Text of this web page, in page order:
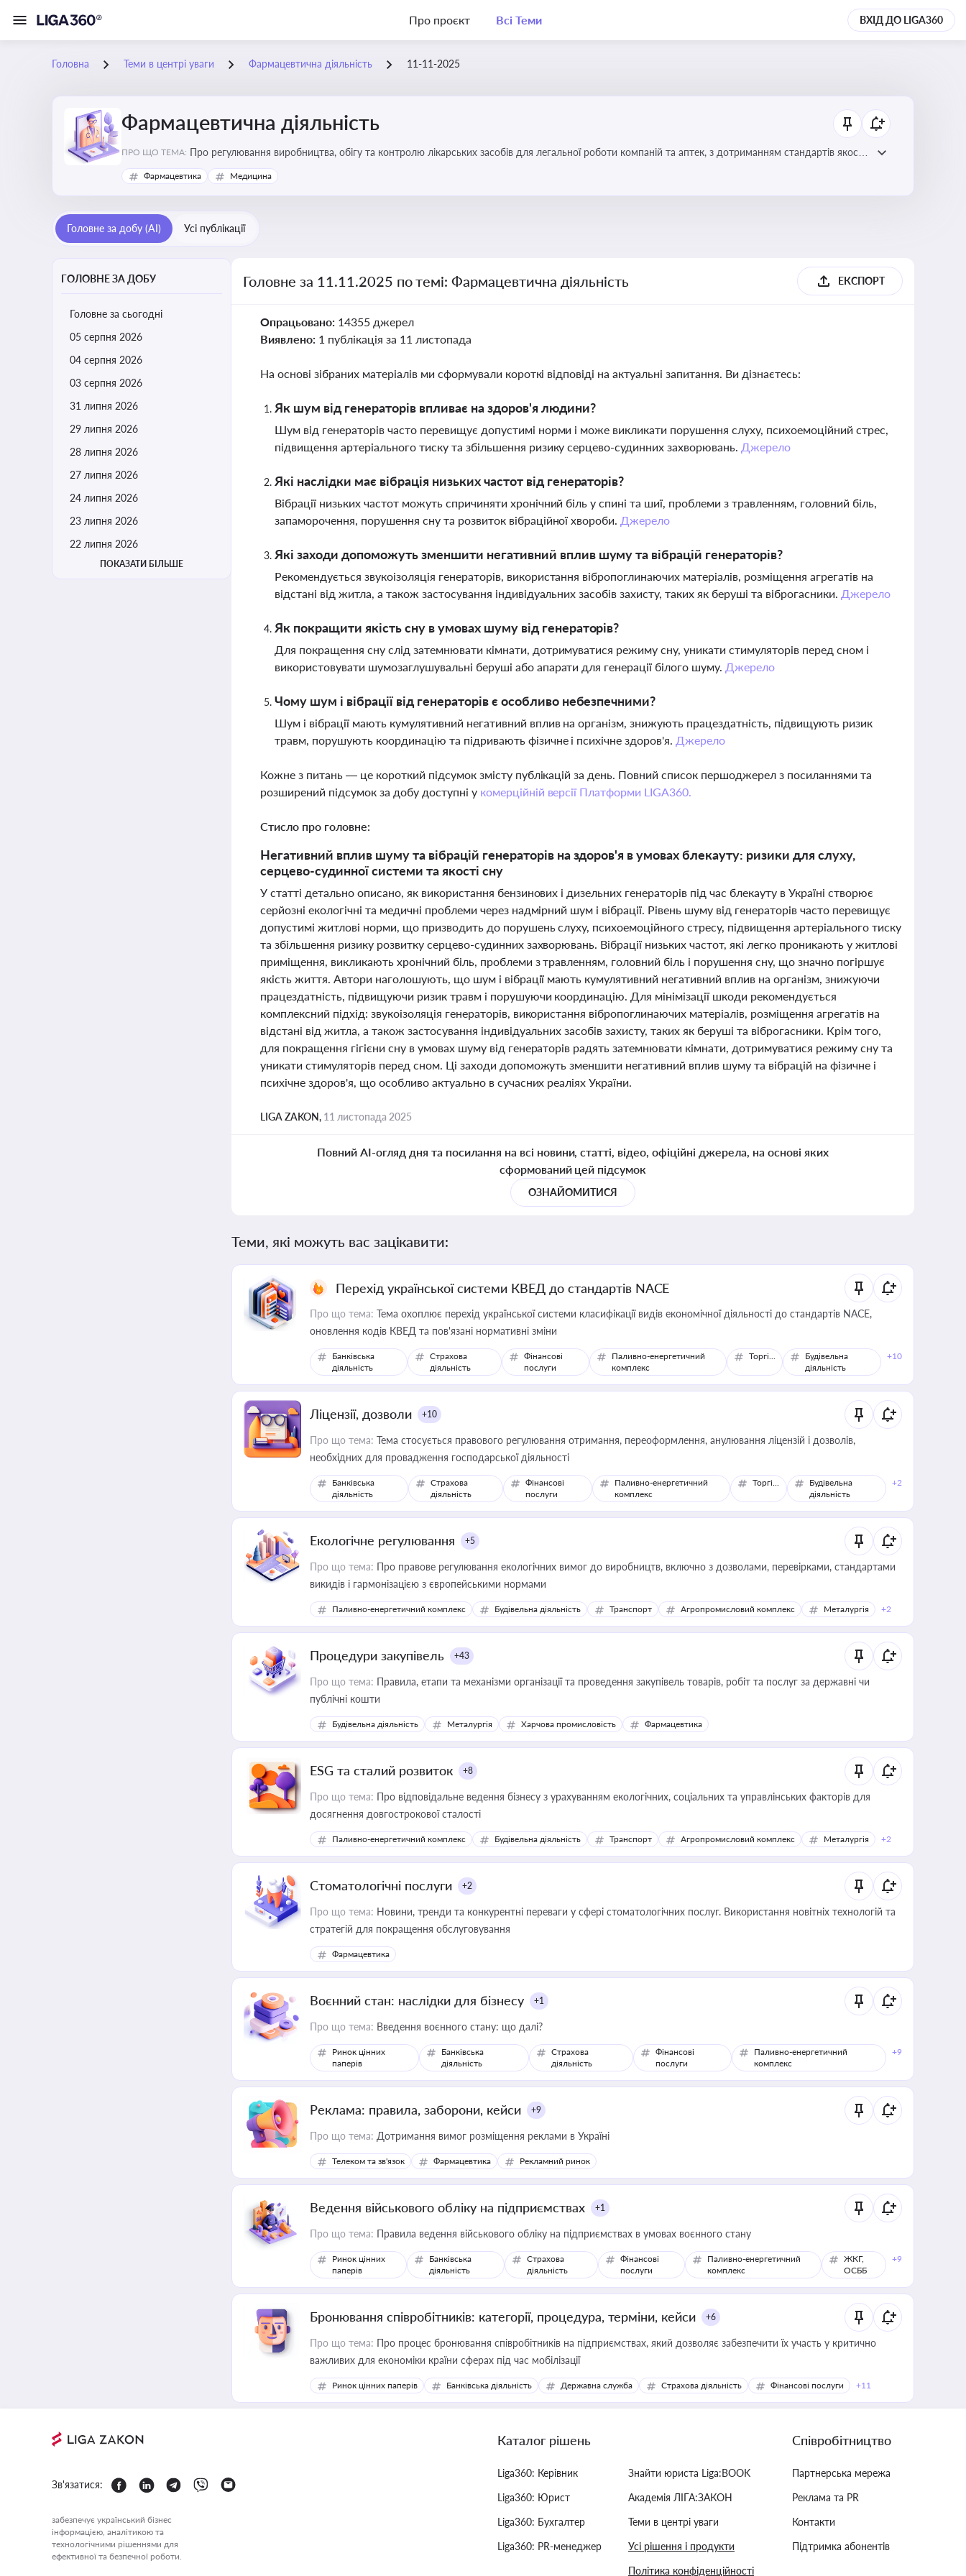
Про проєкт Всі Теми ВХІД ДО LIGA360
Головна Теми в центрі уваги Фармацевтична діяльність 11-11-2025
Фармацевтична діяльність
ПРО ЩО ТЕМА: Про регулювання виробництва, обігу та контролю лікарських засобів для легальної роботи компаній та аптек, з дотриманням стандартів якості
та безпеки
Фармацевтика Медицина
Головне за добу (AI) Усі публікації
ГОЛОВНЕ ЗА ДОБУ
Головне за сьогодні
05 серпня 2026
04 серпня 2026
03 серпня 2026
31 липня 2026
29 липня 2026
28 липня 2026
27 липня 2026
24 липня 2026
23 липня 2026
22 липня 2026
ПОКАЗАТИ БІЛЬШЕ
Головне за 11.11.2025 по темі: Фармацевтична діяльність ЕКСПОРТ
Опрацьовано: 14355 джерел
Виявлено: 1 публікація за 11 листопада
На основі зібраних матеріалів ми сформували короткі відповіді на актуальні запитання. Ви дізнаєтесь:
Як шум від генераторів впливає на здоров'я людини?
Шум від генераторів часто перевищує допустимі норми і може викликати порушення слуху, психоемоційний стрес,
підвищення артеріального тиску та збільшення ризику серцево-судинних захворювань. Джерело
Які наслідки має вібрація низьких частот від генераторів?
Вібрації низьких частот можуть спричиняти хронічний біль у спині та шиї, проблеми з травленням, головний біль,
запаморочення, порушення сну та розвиток вібраційної хвороби. Джерело
Які заходи допоможуть зменшити негативний вплив шуму та вібрацій генераторів?
Рекомендується звукоізоляція генераторів, використання вібропоглинаючих матеріалів, розміщення агрегатів на
відстані від житла, а також застосування індивідуальних засобів захисту, таких як беруші та віброгасники. Джерело
Як покращити якість сну в умовах шуму від генераторів?
Для покращення сну слід затемнювати кімнати, дотримуватися режиму сну, уникати стимуляторів перед сном і
використовувати шумозаглушувальні беруші або апарати для генерації білого шуму. Джерело
Чому шум і вібрації від генераторів є особливо небезпечними?
Шум і вібрації мають кумулятивний негативний вплив на організм, знижують працездатність, підвищують ризик
травм, порушують координацію та підривають фізичне і психічне здоров'я. Джерело
Кожне з питань — це короткий підсумок змісту публікацій за день. Повний список першоджерел з посиланнями та
розширений підсумок за добу доступні у комерційній версії Платформи LIGA360.
Стисло про головне:
Негативний вплив шуму та вібрацій генераторів на здоров'я в умовах блекауту: ризики для слуху,
серцево-судинної системи та якості сну
У статті детально описано, як використання бензинових і дизельних генераторів під час блекауту в Україні створює
серйозні екологічні та медичні проблеми через надмірний шум і вібрації. Рівень шуму від генераторів часто перевищує
допустимі житлові норми, що призводить до порушень слуху, психоемоційного стресу, підвищення артеріального тиску
та збільшення ризику розвитку серцево-судинних захворювань. Вібрації низьких частот, які легко проникають у житлові
приміщення, викликають хронічний біль, проблеми з травленням, головний біль і порушення сну, що значно погіршує
якість життя. Автори наголошують, що шум і вібрації мають кумулятивний негативний вплив на організм, знижуючи
працездатність, підвищуючи ризик травм і порушуючи координацію. Для мінімізації шкоди рекомендується
комплексний підхід: звукоізоляція генераторів, використання вібропоглинаючих матеріалів, розміщення агрегатів на
відстані від житла, а також застосування індивідуальних засобів захисту, таких як беруші та віброгасники. Крім того,
для покращення гігієни сну в умовах шуму від генераторів радять затемнювати кімнати, дотримуватися режиму сну та
уникати стимуляторів перед сном. Ці заходи допоможуть зменшити негативний вплив шуму та вібрацій на фізичне і
психічне здоров'я, що особливо актуально в сучасних реаліях України.
LIGA ZAKON, 11 листопада 2025
Повний AI-огляд дня та посилання на всі новини, статті, відео, офіційні джерела, на основі яких
сформований цей підсумок
ОЗНАЙОМИТИСЯ
Теми, які можуть вас зацікавити:
Перехід української системи КВЕД до стандартів NACE
Про що тема: Тема охоплює перехід української системи класифікації видів економічної діяльності до стандартів NACE,
оновлення кодів КВЕД та пов'язані нормативні зміни
Банківська
діяльність
Страхова
діяльність
Фінансові
послуги
Паливно-енергетичний
комплекс
Торгівля
Будівельна
діяльність
+10
Ліцензії, дозволи +10
Про що тема: Тема стосується правового регулювання отримання, переоформлення, анулювання ліцензій і дозволів,
необхідних для провадження господарської діяльності
Банківська
діяльність
Страхова
діяльність
Фінансові
послуги
Паливно-енергетичний
комплекс
Торгівля
Будівельна
діяльність
+2
Екологічне регулювання +5
Про що тема: Про правове регулювання екологічних вимог до виробництв, включно з дозволами, перевірками, стандартами
викидів і гармонізацією з європейськими нормами
Паливно-енергетичний комплекс Будівельна діяльність Транспорт Агропромисловий комплекс Металургія +2
Процедури закупівель +43
Про що тема: Правила, етапи та механізми організації та проведення закупівель товарів, робіт та послуг за державні чи
публічні кошти
Будівельна діяльність Металургія Харчова промисловість Фармацевтика
ESG та сталий розвиток +8
Про що тема: Про відповідальне ведення бізнесу з урахуванням екологічних, соціальних та управлінських факторів для
досягнення довгострокової сталості
Паливно-енергетичний комплекс Будівельна діяльність Транспорт Агропромисловий комплекс Металургія +2
Стоматологічні послуги +2
Про що тема: Новини, тренди та конкурентні переваги у сфері стоматологічних послуг. Використання новітніх технологій та
стратегій для покращення обслуговування
Фармацевтика
Воєнний стан: наслідки для бізнесу +1
Про що тема: Введення воєнного стану: що далі?
Ринок цінних
паперів
Банківська
діяльність
Страхова
діяльність
Фінансові
послуги
Паливно-енергетичний
комплекс
+9
Реклама: правила, заборони, кейси +9
Про що тема: Дотримання вимог розміщення реклами в Україні
Телеком та зв'язок Фармацевтика Рекламний ринок
Ведення військового обліку на підприємствах +1
Про що тема: Правила ведення військового обліку на підприємствах в умовах воєнного стану
Ринок цінних
паперів
Банківська
діяльність
Страхова
діяльність
Фінансові
послуги
Паливно-енергетичний
комплекс
ЖКГ,
ОСББ
+9
Бронювання співробітників: категорії, процедура, терміни, кейси +6
Про що тема: Про процес бронювання співробітників на підприємствах, який дозволяє забезпечити їх участь у критично
важливих для економіки країни сферах під час мобілізації
Ринок цінних паперів Банківська діяльність Державна служба Страхова діяльність Фінансові послуги +11
Зв'язатися:
забезпечує український бізнес
інформацією, аналітикою та
технологічними рішеннями для
ефективної та безпечної роботи.
Каталог рішень
Liga360: Керівник
Liga360: Юрист
Liga360: Бухгалтер
Liga360: PR-менеджер
Знайти юриста Liga:BOOK
Академія ЛІГА:ЗАКОН
Теми в центрі уваги
Усі рішення і продукти
Політика конфіденційності
Співробітництво
Партнерська мережа
Реклама та PR
Контакти
Підтримка абонентів